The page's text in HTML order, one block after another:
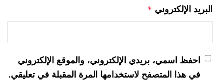
البريد الإلكتروني *
احفظ اسمي، بريدي الإلكتروني، والموقع الإلكتروني
في هذا المتصفح لاستخدامها المرة المقبلة في تعليقي.